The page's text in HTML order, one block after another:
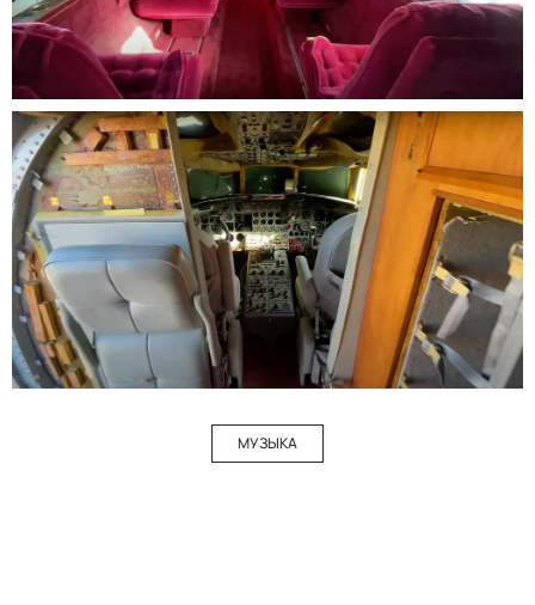
МУЗЫКА